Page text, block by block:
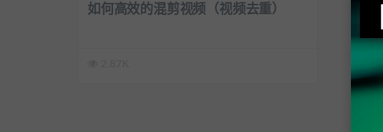
如何高效的混剪视频（视频去重）